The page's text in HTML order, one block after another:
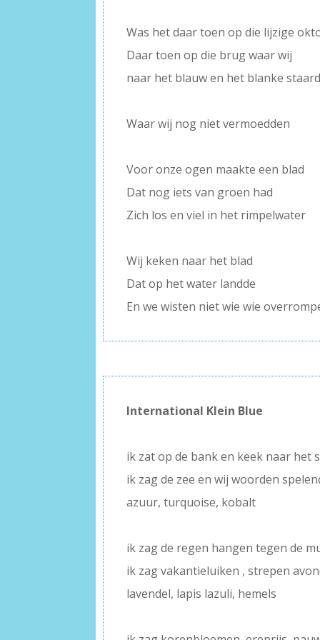
Was het daar toen op die lijzige
Daar toen op die brug waar wij
naar het blauw en het blanke
Waar wij nog niet vermoedden
Voor onze ogen maakte een blad
Dat nog iets van groen had
Zich los en viel in het rimpelwater
Wij keken naar het blad
Dat op het water landde
En we wisten niet wie wie
International Klein Blue
ik zat op de bank en keek naar het
ik zag de zee en wij woorden
azuur, turquoise, kobalt
ik zag de regen hangen tegen de
ik zag vakantieluiken , strepen
lavendel, lapis lazuli, hemels